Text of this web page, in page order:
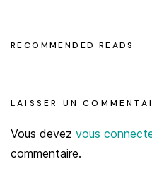
RECOMMENDED READS
LAISSER UN
Vous devez vous
commentaire.